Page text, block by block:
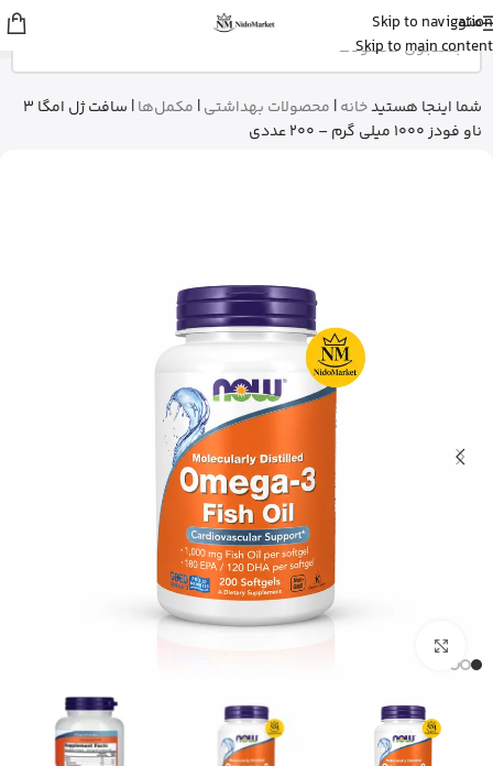
Skip to navigation
Skip to main content
منو
شما اینجا هستیدخانه| محصولات بهداشتی| مکمل‌ها|
سافت ژل امگا 3
ناو فودز 1000 میلی گرم – 200 عددی
عمراناز رشت
شیرخشک پدیاشور وانیلی رو خرید کرد